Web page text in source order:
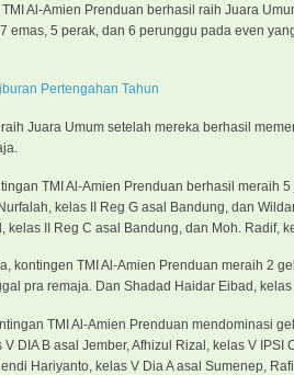
Al-Amien Prenduan berhasil raih Juara
emas, 5 perak, dan 6 perunggu pada even
Pertengahan Tahun
Juara Umum setelah mereka berhasil
TMI Al-Amien Prenduan berhasil meraih
kelas II Reg G asal Bandung, dan
II Reg C asal Bandung, dan Moh. Radif,
kontingen TMI Al-Amien Prenduan meraih 2
pra remaja. Dan Shadad Haidar Eibad,
TMI Al-Amien Prenduan mendominasi
DIA B asal Jember, Afhizul Rizal, kelas V
Hariyanto, kelas V Dia A asal Sumenep,